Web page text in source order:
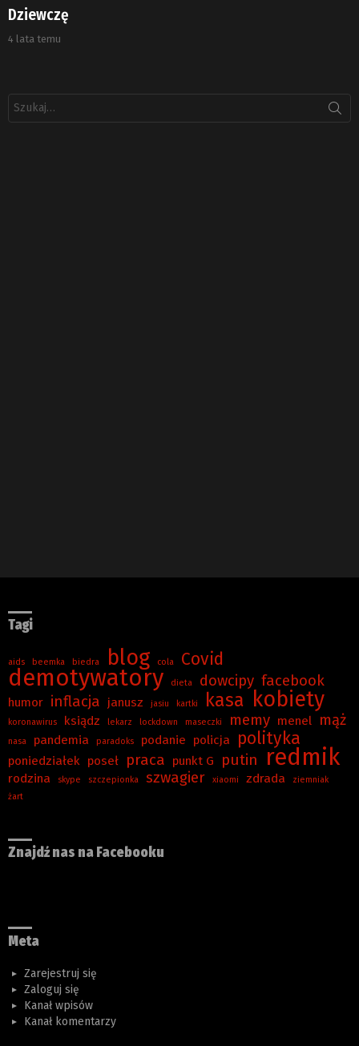
Dziewczę
4 lata temu
Tagi
aids beemka biedra blog cola Covid
demotywatory dieta dowcipy facebook
humor inflacja janusz jasiu kartki kasa kobiety
koronawirus ksiądz lekarz lockdown maseczki memy menel mąż
nasa pandemia paradoks podanie policja polityka
poniedziałek poseł praca punkt G putin redmik
rodzina skype szczepionka szwagier xiaomi zdrada
ziemniak
żart
Znajdź nas na Facebooku
Meta
Zarejestruj się
Zaloguj się
Kanał wpisów
Kanał komentarzy